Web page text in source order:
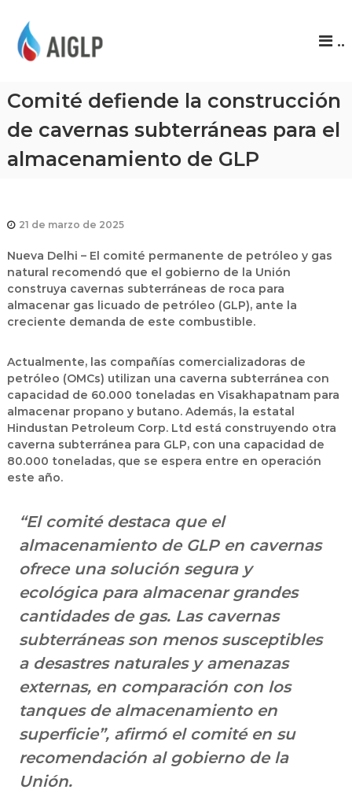
P
..
Comité defiende la construcción
de cavernas subterráneas para el
almacenamiento de GLP
21 de marzo de 2025
Nueva Delhi – El comité permanente de petróleo y gas
natural recomendó que el gobierno de la Unión
construya cavernas subterráneas de roca para
almacenar gas licuado de petróleo (GLP), ante la
creciente demanda de este combustible.
Actualmente, las compañías comercializadoras de
petróleo (OMCs) utilizan una caverna subterránea con
capacidad de 60.000 toneladas en Visakhapatnampara
almacenar propano y butano. Además, la estatal
Hindustan Petroleum Corp. Ltd está construyendo otra
caverna subterránea para GLP, con una capacidad de
80.000 toneladas, que se espera entre en operación
este año.
“El comité destaca que el
almacenamiento de GLP en cavernas
ofrece una solución segura y
ecológica para almacenar grandes
cantidades de gas. Las cavernas
subterráneas son menos susceptibles
a desastres naturales y amenazas
externas, en comparación con los
tanques de almacenamiento en
superficie”, afirmó el comité en su
recomendación al gobierno de la
Unión.